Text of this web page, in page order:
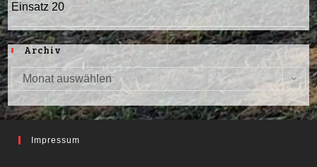
Einsatz 20
Archiv
Archiv
Monat auswählen
Impressum